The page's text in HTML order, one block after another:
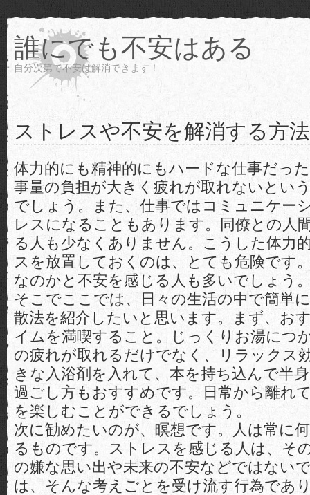
誰にでも不安はある
自分次第で不安は解消できます！
ストレスや不安を解消する方法
体力的にも精神的にもハードな仕事だっ
事量の負担が大きく疲れが取れないとい
でしょう。また、仕事ではコミュニケー
レスになることもあります。同僚との人
る人も少なくありません。こうした体力
スを放置しておくのは、とても危険です
なのかと不安を感じる人も多いでしょう
そこでここでは、日々の生活の中で簡単
散法を紹介したいと思います。まず、お
イムを満喫すること。じっくりお湯につ
の疲れが取れるだけでなく、リラックス
きな入浴剤を入れて、本を持ち込んで半
過ごし方もおすすめです。日常から離れ
を楽しむことができるでしょう。
次に勧めたいのが、瞑想です。人は常に
るものです。ストレスを感じる人は、そ
の嫌な思い出や未来の不安などではない
は、そんな考えごとを受け流す行為であ